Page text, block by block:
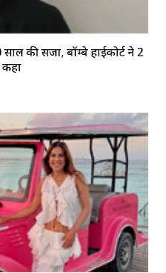
की सजा, बॉम्बे हाईकोर्ट ने 2